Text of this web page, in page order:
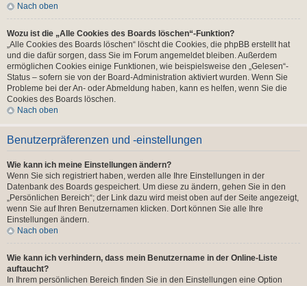
Nach oben
Wozu ist die „Alle Cookies des Boards löschen“-Funktion?
„Alle Cookies des Boards löschen“ löscht die Cookies, die phpBB erstellt hat
und die dafür sorgen, dass Sie im Forum angemeldet bleiben. Außerdem
ermöglichen Cookies einige Funktionen, wie beispielsweise den „Gelesen“-
Status – sofern sie von der Board-Administration aktiviert wurden. Wenn Sie
Probleme bei der An- oder Abmeldung haben, kann es helfen, wenn Sie die
Cookies des Boards löschen.
Nach oben
Benutzerpräferenzen und -einstellungen
Wie kann ich meine Einstellungen ändern?
Wenn Sie sich registriert haben, werden alle Ihre Einstellungen in der
Datenbank des Boards gespeichert. Um diese zu ändern, gehen Sie in den
„Persönlichen Bereich“; der Link dazu wird meist oben auf der Seite angezeigt,
wenn Sie auf Ihren Benutzernamen klicken. Dort können Sie alle Ihre
Einstellungen ändern.
Nach oben
Wie kann ich verhindern, dass mein Benutzername in der Online-Liste
auftaucht?
In Ihrem persönlichen Bereich finden Sie in den Einstellungen eine Option